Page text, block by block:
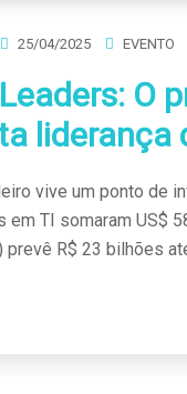
25/04/2025 EVENTO
O
liderança
vive um ponto de
em TI somaram US$
R$ 23 bilhões